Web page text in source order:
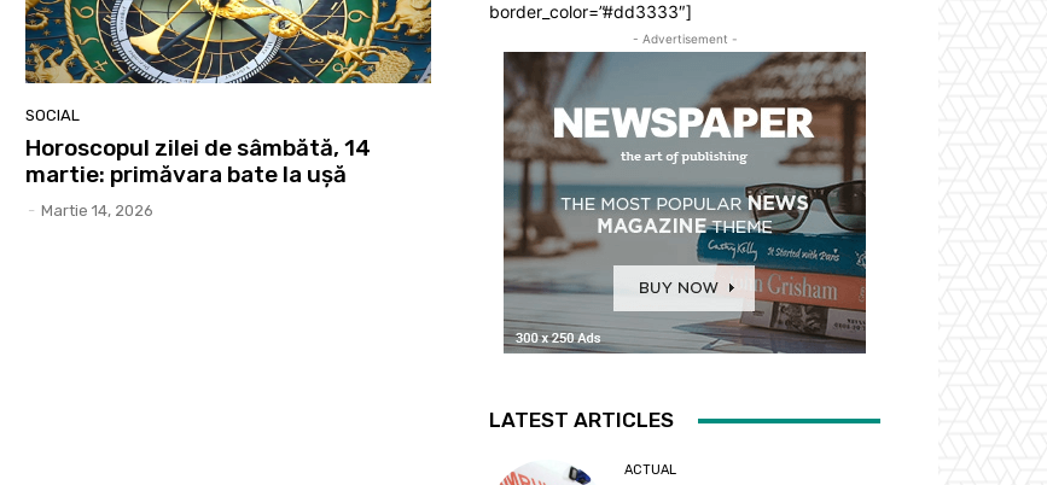
SOCIAL
Horoscopul zilei de sâmbătă, 14
martie: primăvara bate la ușă
- Martie 14, 2026
border_color=”#dd3333″]
- Advertisement -
LATEST ARTICLES
ACTUAL